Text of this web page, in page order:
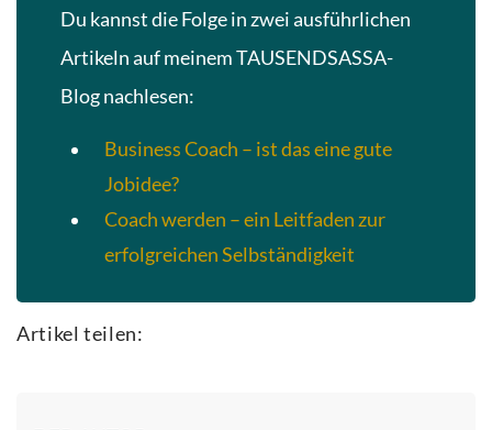
Du kannst die Folge in zwei ausführlichen
Artikeln auf meinem TAUSENDSASSA-
Blog nachlesen:
Business Coach – ist das eine gute
Jobidee?
Coach werden – ein Leitfaden zur
erfolgreichen Selbständigkeit
Artikel teilen: